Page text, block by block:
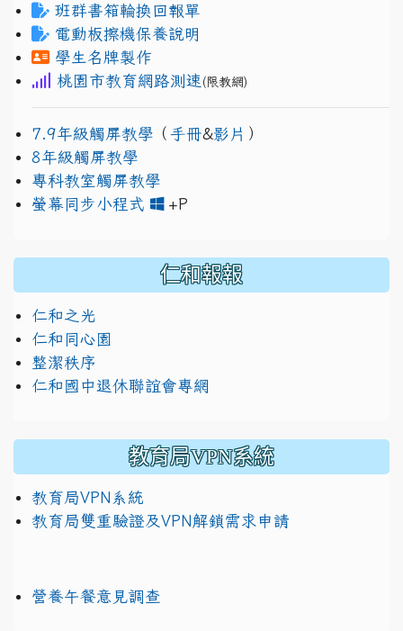
班群書箱輪換回報單
電動板擦機保養說明
學生名牌製作
桃園市教育網路測速 (限教網)
7.9年級觸屏教學 （ 手冊&影片 ）
8年級觸屏教學
專科教室觸屏教學
螢幕同步小程式
+P
仁和報報
仁和之光
仁和同心園
整潔秩序
仁和國中退休聯誼會專網
教育局VPN系統
教育局VPN系統
教育局雙重驗證及VPN解鎖需求申請
營養午餐意見調查